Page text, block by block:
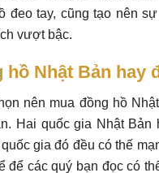
đeo tay, cũng tạo nên
vượt bậc.
hồ Nhật Bản hay
nên mua đồng hồ
Hai quốc gia Nhật
gia đó đều có thế
để các quý bạn đọc có